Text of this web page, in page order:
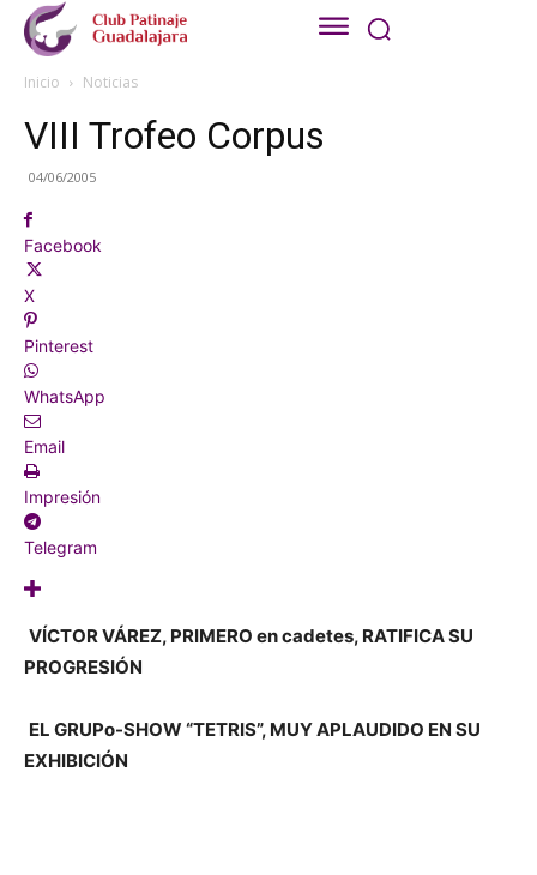
Inicio Noticias
VIII Trofeo Corpus
04/06/2005
Facebook
X
Pinterest
WhatsApp
Email
Impresión
Telegram
VÍCTOR VÁREZ, PRIMERO en cadetes, RATIFICA SU
PROGRESIÓN
EL GRUPo-SHOW “TETRIS”, MUY APLAUDIDO EN SU
EXHIBICIÓN